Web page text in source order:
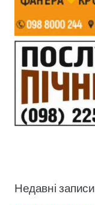
Недавні записи